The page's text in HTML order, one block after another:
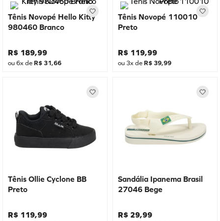
Tênis Novopé Hello Kitty
980460 Branco
R$ 189,99
ou6x de R$ 31,66
Tênis Novopé 110010
Preto
R$ 119,99
ou 3x de R$ 39,99
Tênis Ollie Cyclone BB
Preto
R$ 119,99
Sandália Ipanema Brasil
27046 Bege
R$ 29,99